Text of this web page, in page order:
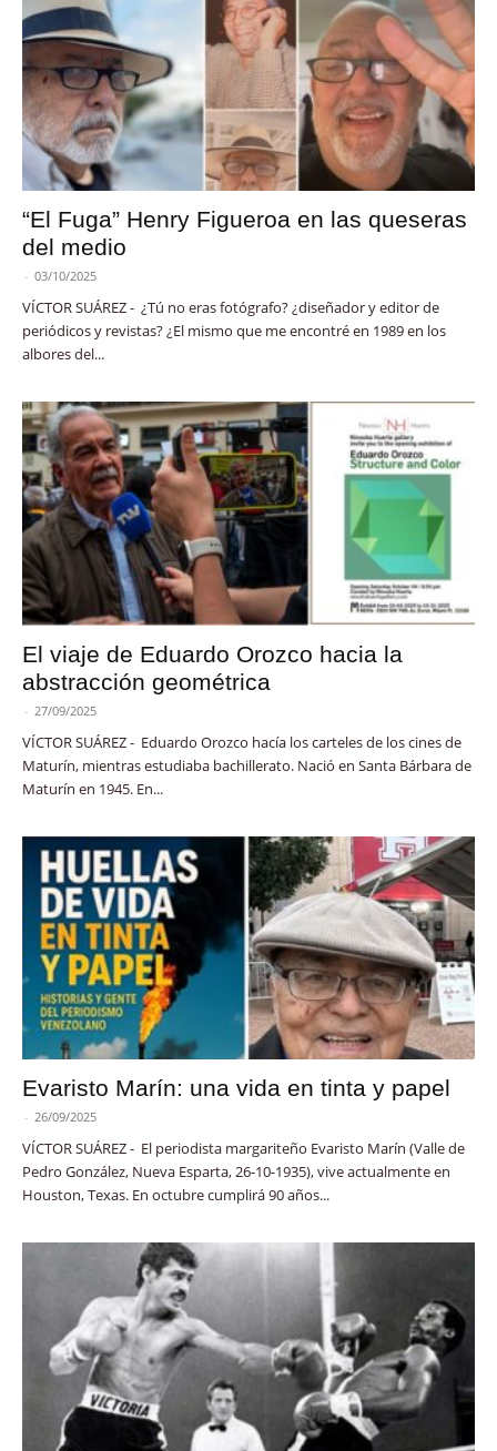
“El Fuga” Henry Figueroa en las queseras
del medio
- 03/10/2025
VÍCTOR SUÁREZ - ¿Tú no eras fotógrafo? ¿diseñador y editor de
periódicos y revistas? ¿El mismo que me encontré en 1989 en los
albores del...
El viaje de Eduardo Orozco hacia la
abstracción geométrica
- 27/09/2025
VÍCTOR SUÁREZ - Eduardo Orozco hacía los carteles de los cines de
Maturín, mientras estudiaba bachillerato. Nació en Santa Bárbara de
Maturín en 1945. En...
Evaristo Marín: una vida en tinta y papel
- 26/09/2025
VÍCTOR SUÁREZ - El periodista margariteño Evaristo Marín (Valle de
Pedro González, Nueva Esparta, 26-10-1935), vive actualmente en
Houston, Texas. En octubre cumplirá 90 años...